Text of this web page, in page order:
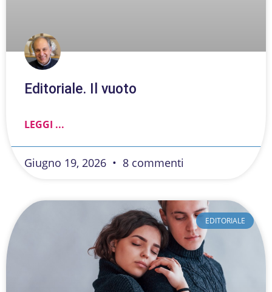
Editoriale. Il vuoto
LEGGI ...
Giugno 19, 2026 8 commenti
EDITORIALE